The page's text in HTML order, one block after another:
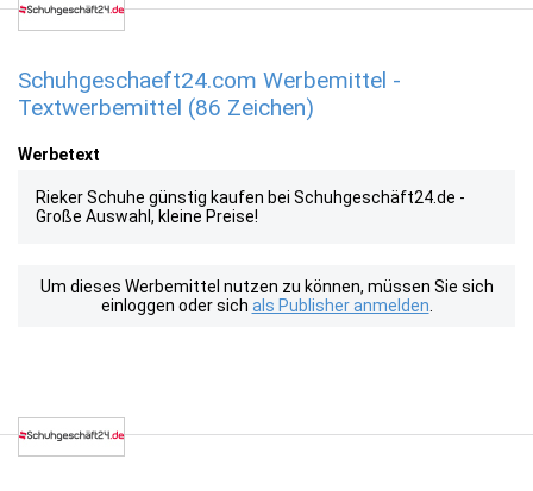
Schuhgeschaeft24.com Werbemittel -
Textwerbemittel (86 Zeichen)
Werbetext
Rieker Schuhe günstig kaufen bei Schuhgeschäft24.de -
Große Auswahl, kleine Preise!
Um dieses Werbemittel nutzen zu können, müssen Sie sich
einloggen oder sich als Publisher anmelden